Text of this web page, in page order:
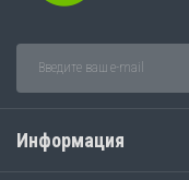
Информация